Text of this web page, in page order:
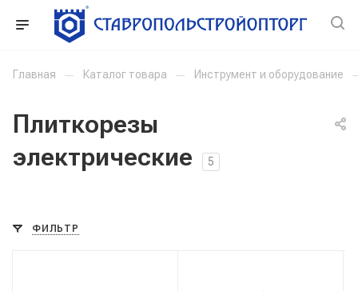
Главная — Каталог товара — Инструмент и оборудование
Плиткорезы
электрические
5
ФИЛЬТР